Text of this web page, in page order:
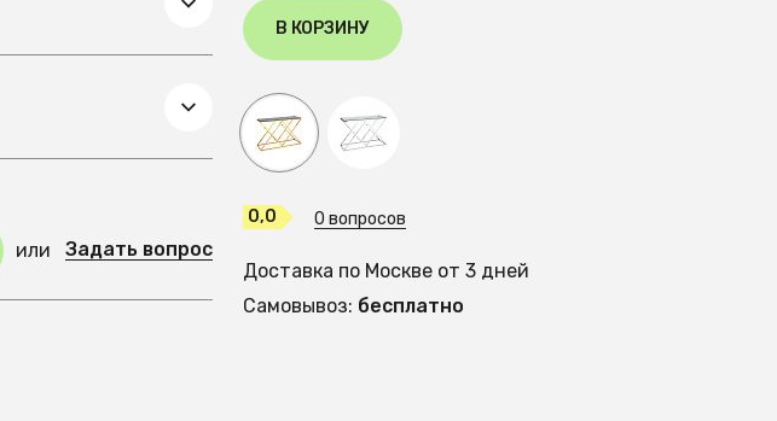
или Задать вопрос
В КОРЗИНУ
0,0 0 вопросов
Доставка по Москве от 3 дней
Самовывоз: бесплатно